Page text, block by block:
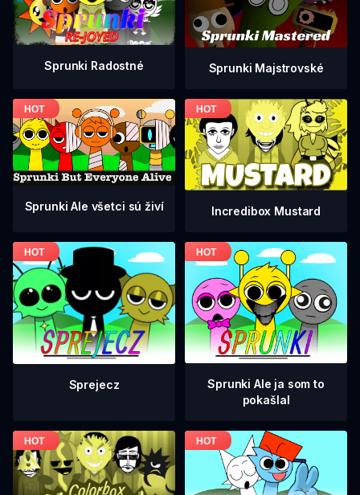
Sprunki Radostné Sprunki Majstrovské
Sprunki Ale všetci sú živí Incredibox Mustard
Sprejecz
Sprunki Ale ja som to
pokašlal